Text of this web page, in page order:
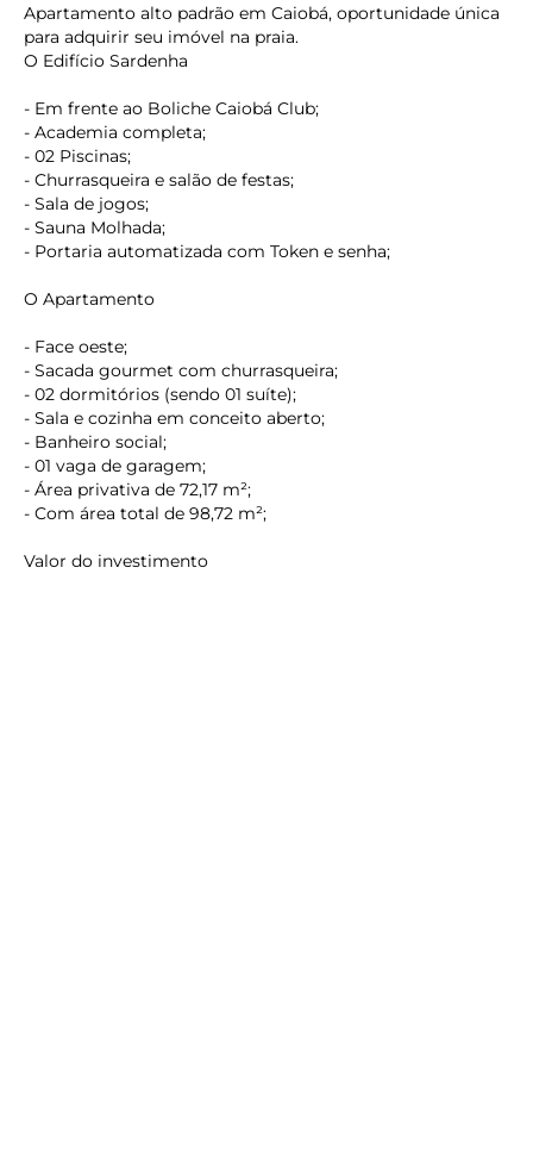
keyboard_backspace
Apartamento alto padrão em Caiobá, oportunidade única
para adquirir seu imóvel na praia.
O Edifício Sardenha
- Em frente ao Boliche Caiobá Club;
- Academia completa;
- 02 Piscinas;
- Churrasqueira e salão de festas;
- Sala de jogos;
- Sauna Molhada;
- Portaria automatizada com Token e senha;
O Apartamento
- Face oeste;
- Sacada gourmet com churrasqueira;
- 02 dormitórios (sendo 01 suíte);
- Sala e cozinha em conceito aberto;
- Banheiro social;
- 01 vaga de garagem;
- Área privativa de 72,17 m²;
- Com área total de 98,72 m²;
Valor do investimento